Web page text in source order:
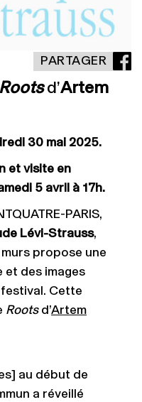
PARTAGER
Rootsd’Artem
30 mai 2025.
et visite en
5 avril à 17h.
PARIS,
Lévi-Strauss,
propose une
et des images
festival. Cette
Rootsd’Artem
au début de
a réveillé